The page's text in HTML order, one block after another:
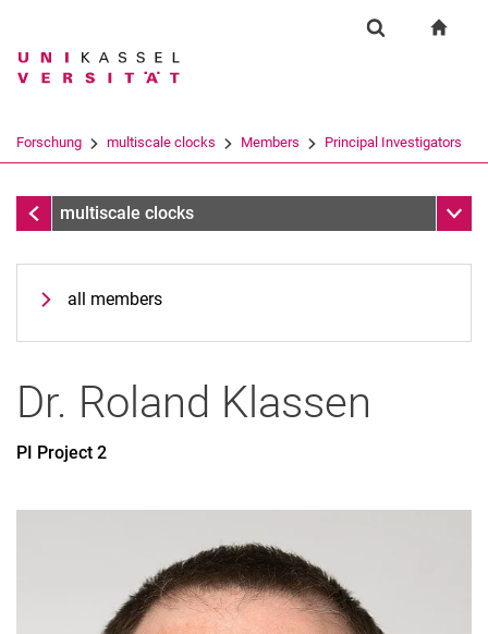
Springe direkt zu: Inhalt
Springe direkt zu: Suche
Springe direkt zu:
Suchbegriff
Suchen (öffnet externen Link in einem
Forschung multiscale clocks Members Principal Investigators
Membersmultiscale clocks
all members
Dr. Roland Klassen
PI Project 2